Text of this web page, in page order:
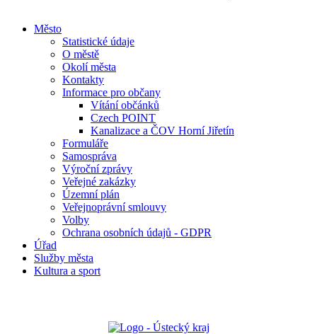
Město
Statistické údaje
O městě
Okolí města
Kontakty
Informace pro občany
Vítání občánků
Czech POINT
Kanalizace a ČOV Horní Jiřetín
Formuláře
Samospráva
Výroční zprávy
Veřejné zakázky
Územní plán
Veřejnoprávní smlouvy
Volby
Ochrana osobních údajů - GDPR
Úřad
Služby města
Kultura a sport